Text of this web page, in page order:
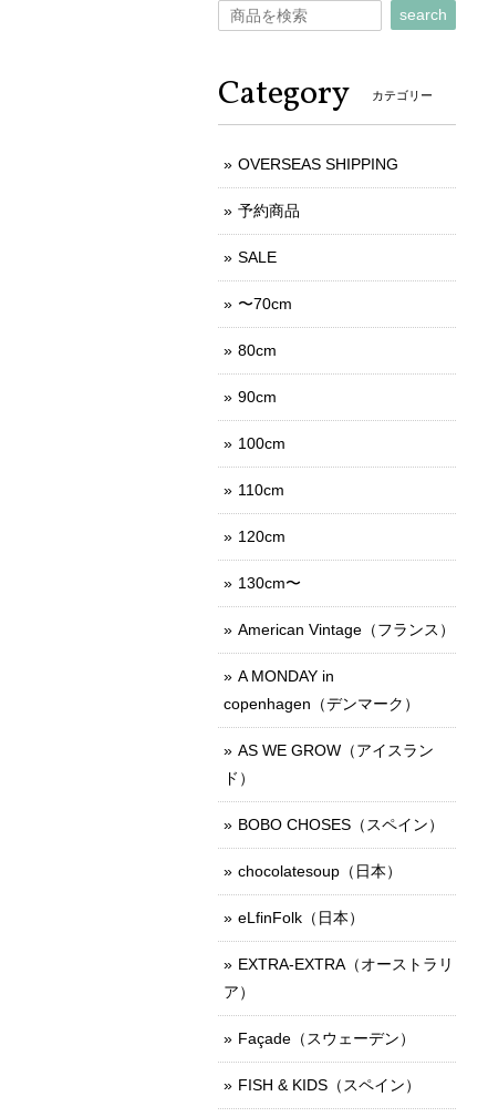
search
Category カテゴリー
OVERSEAS SHIPPING
予約商品
SALE
〜70cm
80cm
90cm
100cm
110cm
120cm
130cm〜
American Vintage（フランス）
A MONDAY in
copenhagen（デンマーク）
AS WE GROW（アイスラン
ド）
BOBO CHOSES（スペイン）
chocolatesoup（日本）
eLfinFolk（日本）
EXTRA-EXTRA（オーストラリ
ア）
Façade（スウェーデン）
FISH & KIDS（スペイン）